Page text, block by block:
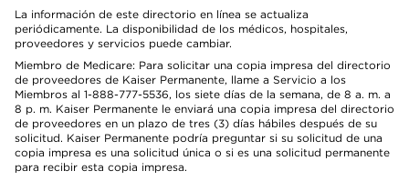
La información de este directorio en línea se actualiza
periódicamente. La disponibilidad de los médicos, hospitales,
proveedores y servicios puede cambiar.
Miembro de Medicare: Para solicitar una copia impresa del directorio
de proveedores de Kaiser Permanente, llame a Servicio a los
Miembros al 1-888-777-5536, los siete días de la semana, de 8 a. m. a
8 p. m. Kaiser Permanente le enviará una copia impresa del directorio
de proveedores en un plazo de tres (3) días hábiles después de su
solicitud. Kaiser Permanente podría preguntar si su solicitud de una
copia impresa es una solicitud única o si es una solicitud permanente
para recibir esta copia impresa.